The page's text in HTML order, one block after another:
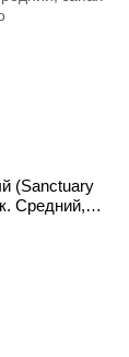
(Sanctuary
Средний,